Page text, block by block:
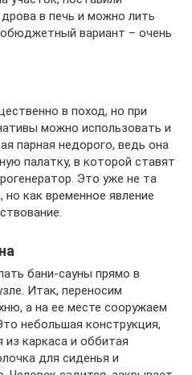
в печь и можно лить
вариант – очень
в поход, но при
можно использовать и
парная недорого, ведь она
палатку, в которой ставят
Это уже не та
но как временное явление
бани-сауны прямо в
Итак, переносим
а на ее месте сооружаем
небольшая конструкция,
каркаса и оббитая
для сиденья и